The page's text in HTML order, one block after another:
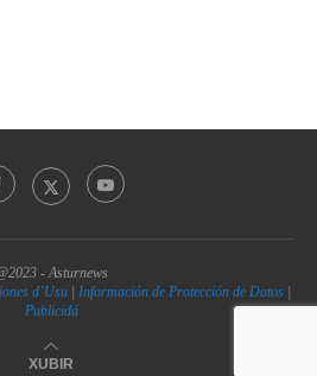
- Asturnews
d’Usu | Información de Protección de Datos |
Publicidá
XUBIR